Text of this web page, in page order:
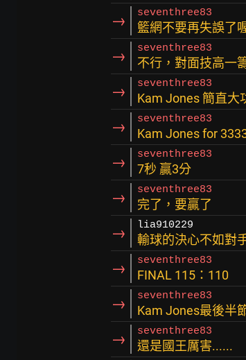
→ seventhree83
籃網不要再失誤了
→ seventhree83
不行，對面技高一
→ seventhree83
Kam Jones 簡直大
→ seventhree83
Kam Jones for
→ seventhree83
7秒 贏3分
→ seventhree83
完了，要贏了
→ lia910229
輸球的決心不如對
→ seventhree83
FINAL 115：110
→ seventhree83
Kam Jones最後半
→ seventhree83
還是國王厲害......